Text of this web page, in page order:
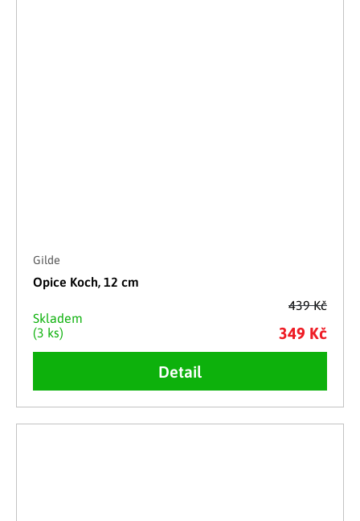
439 Kč
Gilde
Opice Koch, 12 cm
Skladem
(3 ks)
349 Kč
Detail